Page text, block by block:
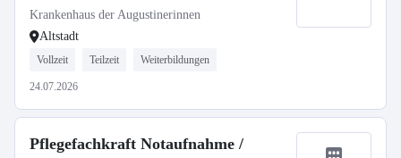
Krankenhaus der Augustinerinnen
Altstadt
Vollzeit Teilzeit Weiterbildungen
24.07.2026
Pflegefachkraft Notaufnahme /